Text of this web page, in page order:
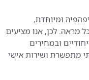
ומיוחדת,
מראה. לכן, אנו מציעים
ובמחירים
מתפשרת ושירות אישי